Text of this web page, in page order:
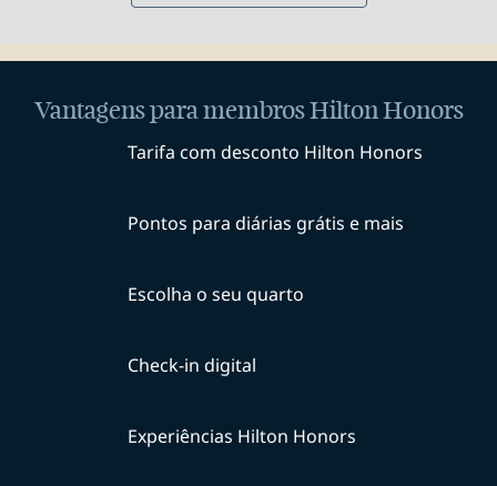
Vantagens para membros Hilton Honors
Tarifa com desconto Hilton Honors
Pontos para diárias grátis e mais
Escolha o seu quarto
Check-in digital
Experiências Hilton Honors